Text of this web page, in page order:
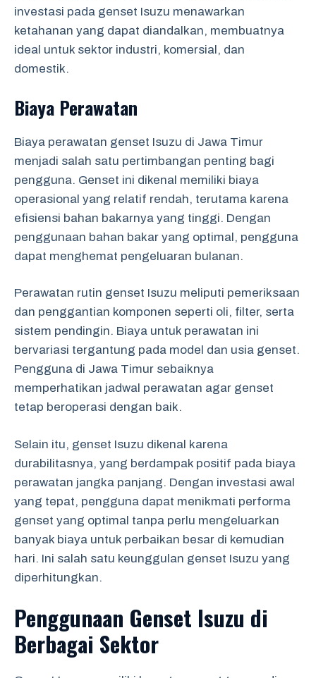
investasi pada genset Isuzu menawarkan
ketahanan yang dapat diandalkan, membuatnya
ideal untuk sektor industri, komersial, dan
domestik.
Biaya Perawatan
Biaya perawatan genset Isuzu di Jawa Timur
menjadi salah satu pertimbangan penting bagi
pengguna. Genset ini dikenal memiliki biaya
operasional yang relatif rendah, terutama karena
efisiensi bahan bakarnya yang tinggi. Dengan
penggunaan bahan bakar yang optimal, pengguna
dapat menghemat pengeluaran bulanan.
Perawatan rutin genset Isuzu meliputi pemeriksaan
dan penggantian komponen seperti oli, filter, serta
sistem pendingin. Biaya untuk perawatan ini
bervariasi tergantung pada model dan usia genset.
Pengguna di Jawa Timur sebaiknya
memperhatikan jadwal perawatan agar genset
tetap beroperasi dengan baik.
Selain itu, genset Isuzu dikenal karena
durabilitasnya, yang berdampak positif pada biaya
perawatan jangka panjang. Dengan investasi awal
yang tepat, pengguna dapat menikmati performa
genset yang optimal tanpa perlu mengeluarkan
banyak biaya untuk perbaikan besar di kemudian
hari. Ini salah satu keunggulan genset Isuzu yang
diperhitungkan.
Penggunaan Genset Isuzu di
Berbagai Sektor